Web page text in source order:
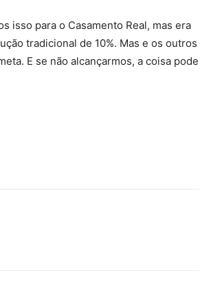
isso para o Casamento Real, mas era
tradicional de 10%. Mas e os outros
E se não alcançarmos, a coisa pode